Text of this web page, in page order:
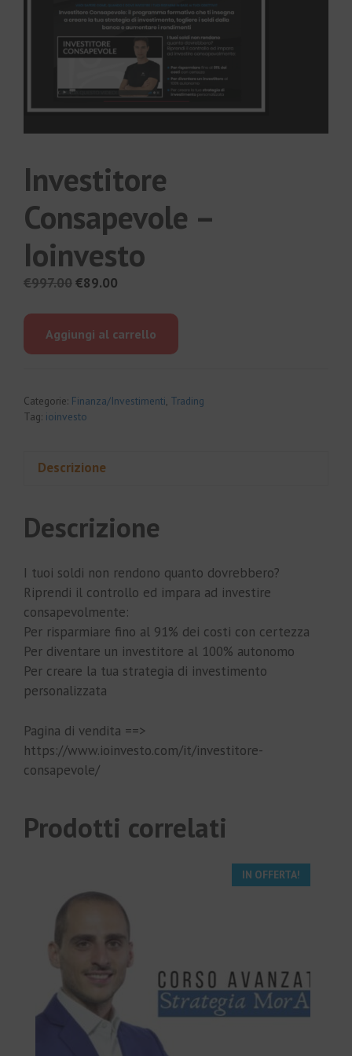
Investitore
Consapevole –
Ioinvesto
€997.00Il
era:
€89.00
è:
Aggiungi al carrello
Categorie: Finanza/Investimenti, Trading
Tag: ioinvesto
Descrizione
Descrizione
I tuoi soldi non rendono quanto dovrebbero?
Riprendi il controllo ed impara ad investire
consapevolmente:
Per risparmiare fino al 91% dei costi con certezza
Per diventare un investitore al 100% autonomo
Per creare la tua strategia di investimento
personalizzata
Pagina di vendita ==>
https://www.ioinvesto.com/it/investitore-
consapevole/
Prodotti correlati
IN OFFERTA!